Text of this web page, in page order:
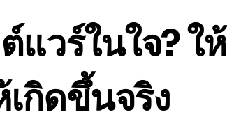
แวร์ในใจ? ให้
เกิดขึ้นจริง